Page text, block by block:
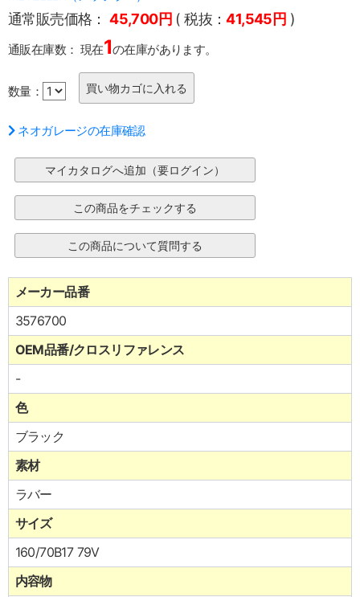
通常販売価格： 45,700円 ( 税抜：41,545円 )
通販在庫数： 現在1の在庫があります。
数量：
ネオガレージの在庫確認
メーカー品番
3576700
OEM品番/クロスリファレンス
-
色
ブラック
素材
ラバー
サイズ
160/70B17 79V
内容物